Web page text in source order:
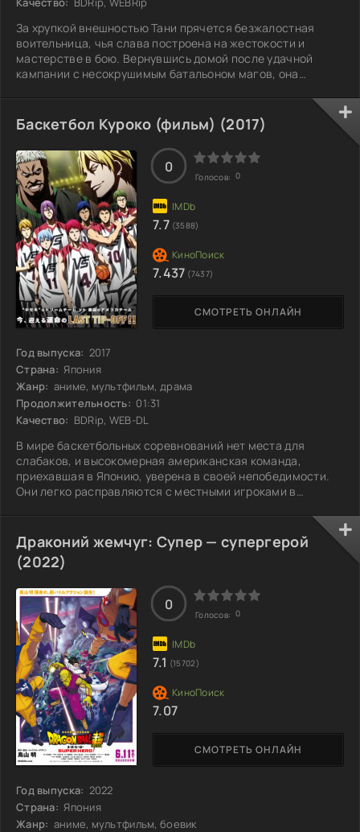
За хрупкой внешностью Тани прячется безжалостная
воительница, чья слава построена на жестокости и
мастерстве в бою. Вернувшись домой после удачной
кампании с несокрушимым батальоном магов, она
страну надвигается новая угроза — Россия, и напряжение
нарастает. Теперь судьба родины зависит от решимости
этой маленькой, но грозной героини. Празднования
отложены, и впереди маячит нечто большее, чем просто
война. Какое испытание ждёт её впереди,
Баскетбол Куроко (фильм) (2017)
Год выпуска: 2017
Страна: Япония
Жанр: аниме, мультфильм, драма
Продолжительность: 01:31
Качество: BDRip, WEB-DL
В мире баскетбольных соревнований нет места для
слабаков, и высокомерная американская команда,
приехавшая в Японию, уверена в своей непобедимости.
Они легко расправляются с местными игроками в
над ними, веря, что конкуренции здесь не существует. Но
их самодовольство вскоре обернется против них. На
сцену выходит новая команда, полный талантов и
решимости, готовая доказать, что японский баскетбол
достоин уважения. Эти игроки намерены не только
СМОТРЕТЬ ОНЛАЙН
0
Голосов: 0
7.7 (3588)
7.437 (7437)
Драконий жемчуг: Супер — супергерой
(2022)
Год выпуска: 2022
Страна: Япония
Жанр: аниме, мультфильм, боевик
СМОТРЕТЬ ОНЛАЙН
0
Голосов: 0
7.1 (15702)
7.07